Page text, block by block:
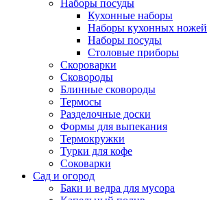
Наборы посуды
Кухонные наборы
Наборы кухонных ножей
Наборы посуды
Столовые приборы
Скороварки
Сковороды
Блинные сковороды
Термосы
Разделочные доски
Формы для выпекания
Термокружки
Турки для кофе
Соковарки
Сад и огород
Баки и ведра для мусора